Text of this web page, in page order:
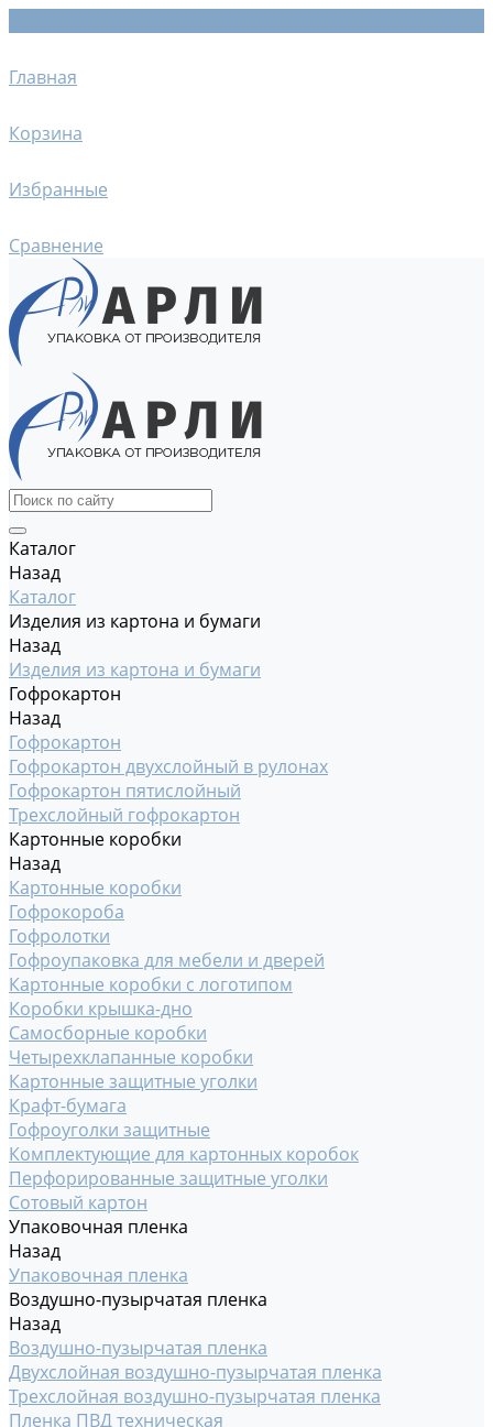
Главная
Корзина
Избранные
Сравнение
Каталог
Назад
Каталог
Изделия из картона и бумаги
Назад
Изделия из картона и бумаги
Гофрокартон
Назад
Гофрокартон
Гофрокартон двухслойный в рулонах
Гофрокартон пятислойный
Трехслойный гофрокартон
Картонные коробки
Назад
Картонные коробки
Гофрокороба
Гофролотки
Гофроупаковка для мебели и дверей
Картонные коробки с логотипом
Коробки крышка-дно
Самосборные коробки
Четырехклапанные коробки
Картонные защитные уголки
Крафт-бумага
Гофроуголки защитные
Комплектующие для картонных коробок
Перфорированные защитные уголки
Сотовый картон
Упаковочная пленка
Назад
Упаковочная пленка
Воздушно-пузырчатая пленка
Назад
Воздушно-пузырчатая пленка
Двухслойная воздушно-пузырчатая пленка
Трехслойная воздушно-пузырчатая пленка
Пленка ПВД техническая